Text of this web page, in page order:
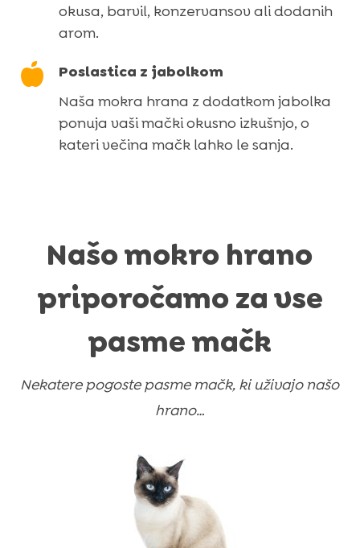
okusa, barvil, konzervansov ali dodanih
arom.

Poslastica z jabolkom
Naša mokra hrana z dodatkom jabolka
ponuja vaši mački okusno izkušnjo, o
kateri večina mačk lahko le sanja.
Našo mokro hrano
priporočamo za vse
pasme mačk
Nekatere pogoste pasme mačk, ki uživajo našo
hrano…